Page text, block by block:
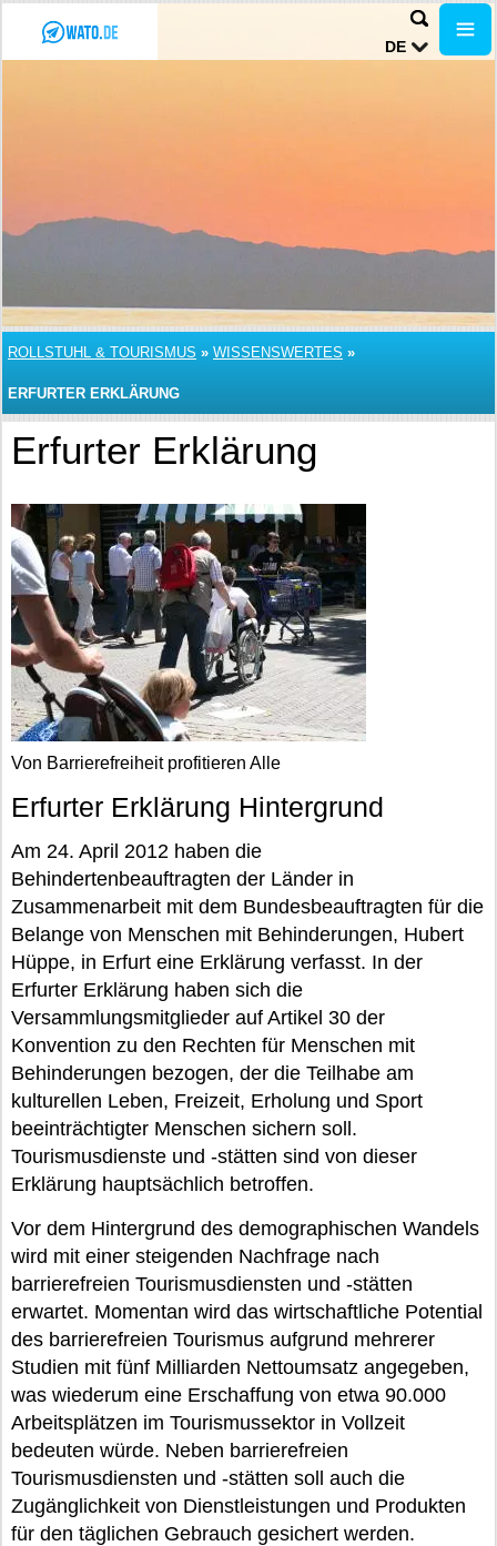
DE
ROLLSTUHL & TOURISMUS » WISSENSWERTES »
ERFURTER ERKLÄRUNG
Erfurter Erklärung
Von Barrierefreiheit profitieren Alle
Erfurter Erklärung Hintergrund
Am 24. April 2012 haben die
Behindertenbeauftragten der Länder in
Zusammenarbeit mit dem Bundesbeauftragten für die
Belange von Menschen mit Behinderungen, Hubert
Hüppe, in Erfurt eine Erklärung verfasst. In der
Erfurter Erklärung haben sich die
Versammlungsmitglieder auf Artikel 30 der
Konvention zu den Rechten für Menschen mit
Behinderungen bezogen, der die Teilhabe am
kulturellen Leben, Freizeit, Erholung und Sport
beeinträchtigter Menschen sichern soll.
Tourismusdienste und -stätten sind von dieser
Erklärung hauptsächlich betroffen.
Vor dem Hintergrund des demographischen Wandels
wird mit einer steigenden Nachfrage nach
barrierefreien Tourismusdiensten und -stätten
erwartet. Momentan wird das wirtschaftliche Potential
des barrierefreien Tourismus aufgrund mehrerer
Studien mit fünf Milliarden Nettoumsatz angegeben,
was wiederum eine Erschaffung von etwa 90.000
Arbeitsplätzen im Tourismussektor in Vollzeit
bedeuten würde. Neben barrierefreien
Tourismusdiensten und -stätten soll auch die
Zugänglichkeit von Dienstleistungen und Produkten
für den täglichen Gebrauch gesichert werden.